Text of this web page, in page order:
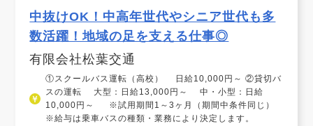
中抜けOK！中高年世代やシニア世代も多
数活躍！地域の足を支える仕事◎
有限会社松葉交通
①スクールバス運転（高校） 日給10,000円～ ②貸切バ
スの運転 大型：日給13,000円～ 中・小型：日給
10,000円～ ※試用期間1～3ヶ月（期間中条件同じ）
※給与は乗車バスの種類・業務により決定します。